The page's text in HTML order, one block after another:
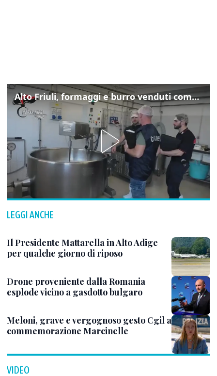
Alto Friuli, formaggi e burro venduti come locali: nei prodotti latte da fuori regione e dall’estero
LEGGI ANCHE
Il Presidente Mattarella in Alto Adige
per qualche giorno di riposo
Drone proveniente dalla Romania
esplode vicino a gasdotto bulgaro
Meloni, grave e vergognoso gesto Cgil a
commemorazione Marcinelle
VIDEO